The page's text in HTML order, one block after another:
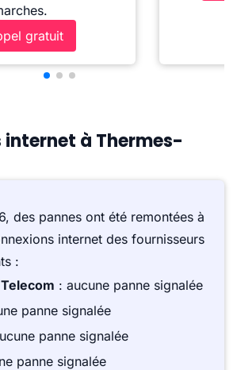
gratuit
internet à Thermes-
des pannes ont été remontées à
internet des fournisseurs
:
: aucune panne signalée
panne signalée
panne signalée
panne signalée